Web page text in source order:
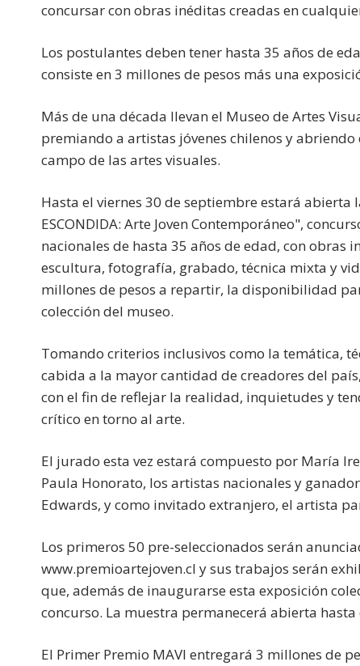
concursar con obras inéditas creadas en
Los postulantes deben tener hasta 35 años de
consiste en 3 millones de pesos más una
Más de una década llevan el Museo de Artes
premiando a artistas jóvenes chilenos y
campo de las artes visuales.
Hasta el viernes 30 de septiembre estará abierta
ESCONDIDA: Arte Joven Contemporáneo",
nacionales de hasta 35 años de edad, con
escultura, fotografía, grabado, técnica mixta y
millones de pesos a repartir, la disponibilidad
colección del museo.
Tomando criterios inclusivos como la temática,
cabida a la mayor cantidad de creadores del
con el fin de reflejar la realidad, inquietudes y
crítico en torno al arte.
El jurado esta vez estará compuesto por María
Paula Honorato, los artistas nacionales y
Edwards, y como invitado extranjero, el artista
Los primeros 50 pre-seleccionados serán
www.premioartejoven.cl y sus trabajos serán
que, además de inaugurarse esta exposición
concurso. La muestra permanecerá abierta
El Primer Premio MAVI entregará 3 millones de